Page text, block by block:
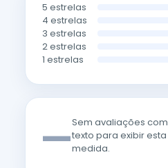
5 estrelas
4 estrelas
3 estrelas
2 estrelas
1 estrelas
—Sem avaliações com
texto para exibir esta
medida.